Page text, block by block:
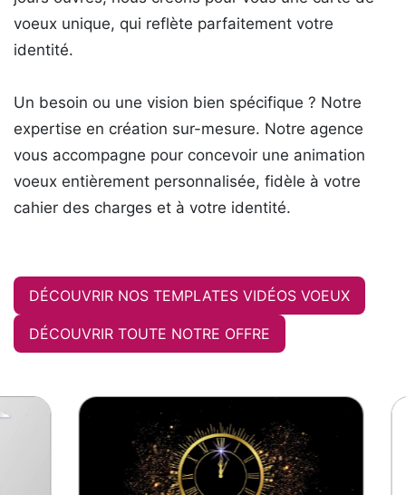
voeux unique, qui reflète parfaitement votre
identité.
Un besoin ou une vision bien spécifique ? Notre
expertise en création sur-mesure. Notre agence
vous accompagne pour concevoir une animation
voeux entièrement personnalisée, fidèle à votre
cahier des charges et à votre identité.
DÉCOUVRIR NOS TEMPLATES VIDÉOS VOEUX
DÉCOUVRIR TOUTE NOTRE OFFRE